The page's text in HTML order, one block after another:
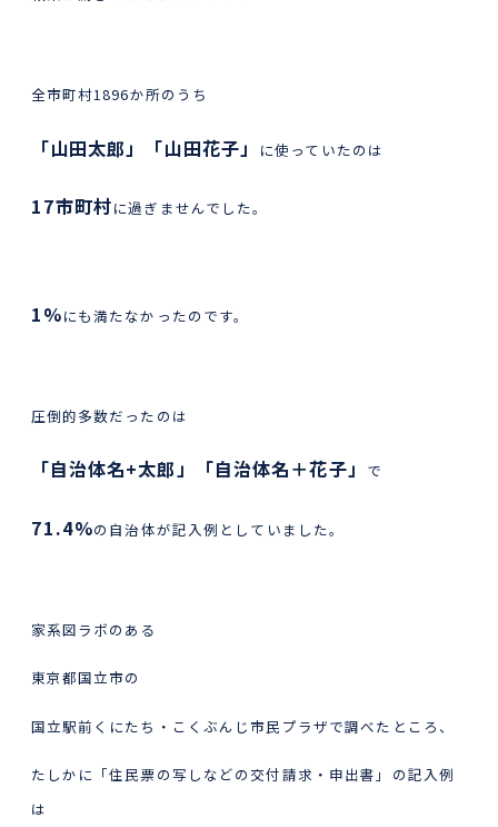
全市町村1896か所のうち
「山田太郎」「山田花子」 に使っていたのは
17市町村に過ぎませんでした。
1%にも満たなかったのです。
圧倒的多数だったのは
「自治体名+太郎」「自治体名＋花子」 で
71.4%の自治体が記入例としていました。
家系図ラボのある
東京都国立市の
国立駅前くにたち・こくぶんじ市民プラザで調べたところ、
たしかに「住民票の写しなどの交付請求・申出書」の記入例
は